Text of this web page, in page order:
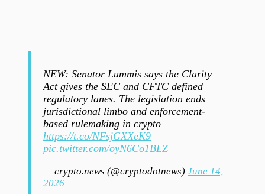
NEW: Senator Lummis says the Clarity
Act gives the SEC and CFTC defined
regulatory lanes. The legislation ends
jurisdictional limbo and enforcement-
based rulemaking in crypto
https://t.co/NFsjGXXeK9
pic.twitter.com/oyN6Co1BLZ
— crypto.news (@cryptodotnews) June 14,
2026